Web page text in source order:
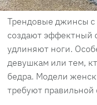
Трендовые джинсы
создают эффектный
удлиняют ноги.
девушкам или тем,
бедра. Модели
требуют правильной